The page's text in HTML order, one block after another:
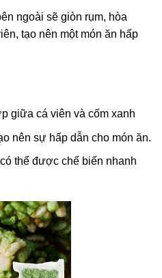
ngoài sẽ giòn rụm, hòa
tạo nên một món ăn hấp
giữa cá viên và cốm xanh
nên sự hấp dẫn cho món ăn.
thể được chế biến nhanh